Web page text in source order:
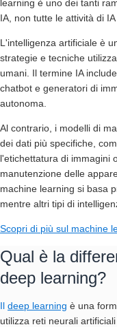
learning è uno dei tanti
IA, non tutte le attività di
L'intelligenza artificiale è
strategie e tecniche
umani. Il termine IA
chatbot e generatori di
autonoma.
Al contrario, i modelli di
dei dati più specifiche,
l'etichettatura di immagini
manutenzione delle
machine learning si basa
mentre altri tipi di
Scopri di più sul machine
Qual è la
deep learning?
Il deep learning è una
utilizza reti neurali